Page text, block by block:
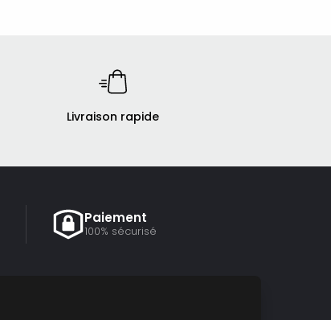
Livraison rapide
Paiement
100% sécurisé